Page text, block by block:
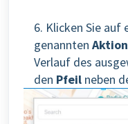
6. Klicken Sie auf
genannten
Verlauf des
den Pfeil neben